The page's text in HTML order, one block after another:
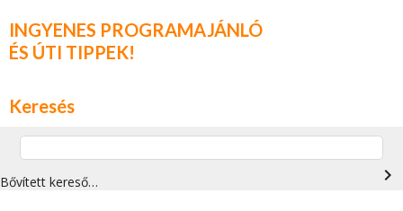
INGYENES PROGRAMAJÁNLÓ
ÉS ÚTI TIPPEK!
Keresés
Bővített kereső… navigate_next